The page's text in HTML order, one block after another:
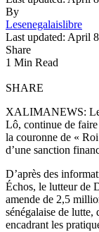
By
Lesenegalaislibre
Last updated: April
Share
1 Min Read
SHARE
XALIMANEWS: Le
Lô, continue de
la couronne de «
d’une sanction
D’après des
Échos, le lutteur de
amende de 2,5
sénégalaise de
encadrant les